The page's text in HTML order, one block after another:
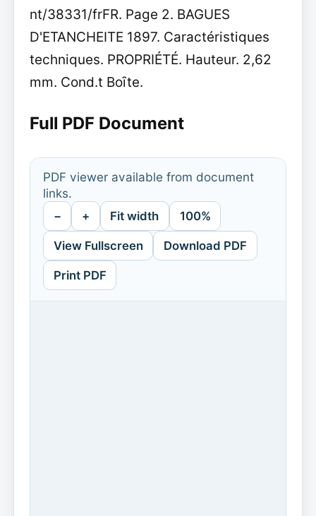
nt/38331/frFR. Page 2. BAGUES
D'ETANCHEITE 1897. Caractéristiques
techniques. PROPRIÉTÉ. Hauteur. 2,62
mm. Cond.t Boȋte.
Full PDF Document
PDF viewer available from document
links.
− + Fit width 100%
View Fullscreen Download PDF
Print PDF